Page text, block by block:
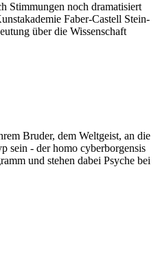
Stimmungen noch dramatisiert
Faber-Castell Stein-
über die Wissenschaft
Bruder, dem Weltgeist, an die
sein - der homo cyberborgensis
und stehen dabei Psyche bei